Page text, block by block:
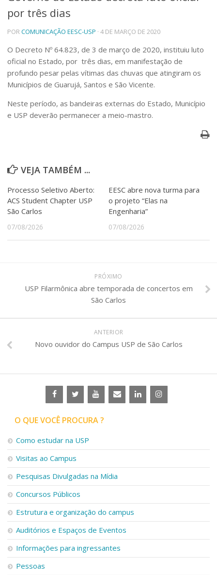
Telefones e Mapas
Pessoas
Ensino
Graduação
Pós-Graduação
Educação a distância
Cursos de Extensão
Linhas de Pesquisa
Centros, Núcleos e Projetos em Rede
Extensão à Comunidade
Projetos, Programas e Cursos
Artes, Cultura e Esportes
Museus e Espaços Interativos
Comunicação
Aplicativos e Sites
Defesa de Teses
por três dias
PORCOMUNICAÇÃO EESC-USP · 4 DE MARÇO DE 2020
O Decreto Nº 64.823, de 3 de março de 2020, instituiu luto
oficial no Estado, por três dias, em manifestação de
profundo pesar pelas vítimas das chuvas que atingiram os
Municípios de Guarujá, Santos e São Vicente.
Neste período, as bandeiras externas do Estado, Município
e USP deverão permanecer a meio-mastro.
VEJA TAMBÉM ...
Processo Seletivo Aberto:
ACS Student Chapter USP
São Carlos
07/08/2026
EESC abre nova turma para
o projeto “Elas na
Engenharia”
07/08/2026
PRÓXIMO
USP Filarmônica abre temporada de concertos em
São Carlos
ANTERIOR
Novo ouvidor do Campus USP de São Carlos
O QUE VOCÊ PROCURA ?
Como estudar na USP
Visitas ao Campus
Pesquisas Divulgadas na Mídia
Concursos Públicos
Estrutura e organização do campus
Auditórios e Espaços de Eventos
Informações para ingressantes
Pessoas